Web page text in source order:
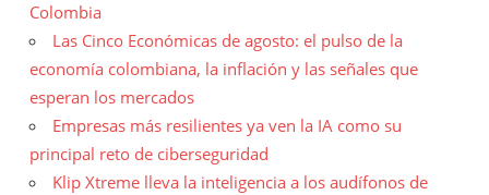
Colombia
Las Cinco Económicas de agosto: el pulso de la
economía colombiana, la inflación y las señales que
esperan los mercados
Empresas más resilientes ya ven la IA como su
principal reto de ciberseguridad
Klip Xtreme lleva la inteligencia a los audífonos de